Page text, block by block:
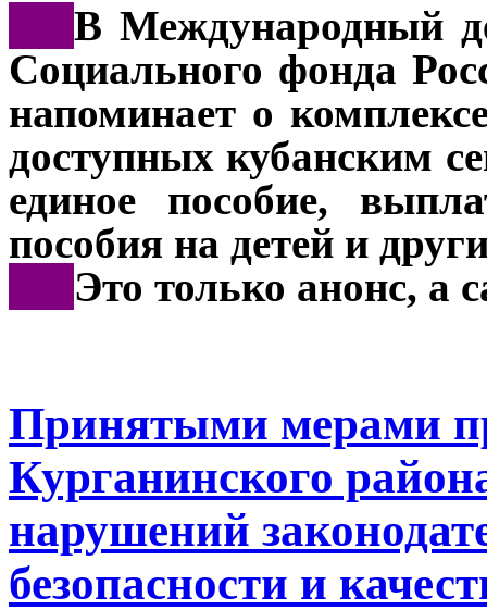
В Международный
Социального фонда
напоминает о
доступных кубанским
единое пособие,
пособия на детей и
Это только анонс, а
Принятыми мерами
Курганинского
нарушений
безопасности и